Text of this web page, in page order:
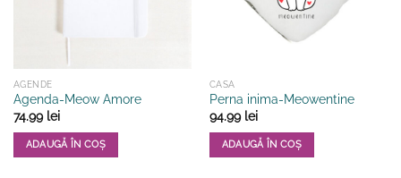
AGENDE
Agenda-Meow Amore
74.99 lei
ADAUGĂ ÎN COȘ
CASA
Perna inima-Meowentine
94.99 lei
ADAUGĂ ÎN COȘ